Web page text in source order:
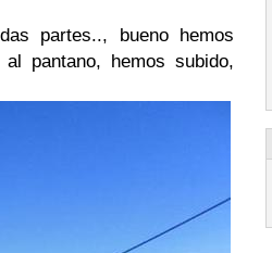
partes.., bueno hemos
pantano, hemos subido,